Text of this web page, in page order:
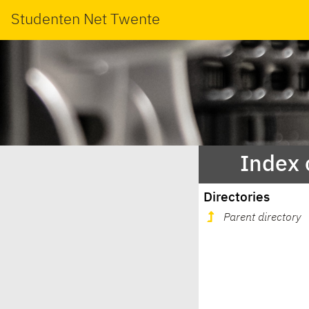
Studenten Net Twente
Index
Directories
Parent directory